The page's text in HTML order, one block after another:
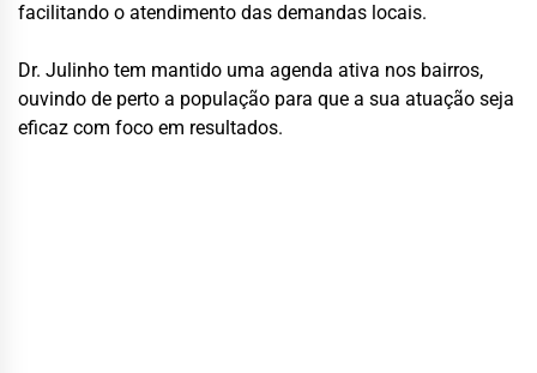
facilitando o atendimento das demandas locais.
Dr. Julinho tem mantido uma agenda ativa nos bairros,
ouvindo de perto a população para que a sua atuação seja
eficaz com foco em resultados.